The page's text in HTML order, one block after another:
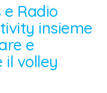
e Radio
insieme
e
il volley